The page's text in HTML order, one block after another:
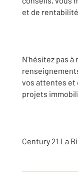
et de
N'hésitez pas
vos attentes et
projets
Century 21 La